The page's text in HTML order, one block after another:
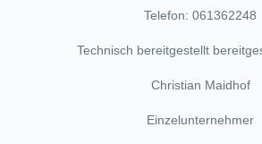
Telefon: 061362248
Technisch bereitgestellt
Christian Maidhof
Einzelunternehmer